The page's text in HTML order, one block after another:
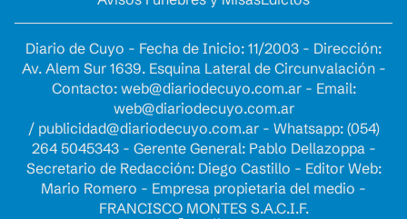
Diario de Cuyo - Fecha de Inicio: 11/2003 - Dirección:
Av. Alem Sur 1639. Esquina Lateral de Circunvalación -
Contacto: web@diariodecuyo.com.ar- Email:
web@diariodecuyo.com.ar
/ publicidad@diariodecuyo.com.ar- Whatsapp: (054)
264 5045343 - Gerente General: Pablo Dellazoppa -
Secretario de Redacción: Diego Castillo - Editor Web:
Mario Romero - Empresa propietaria del medio -
FRANCISCO MONTES S.A.C.I.F.